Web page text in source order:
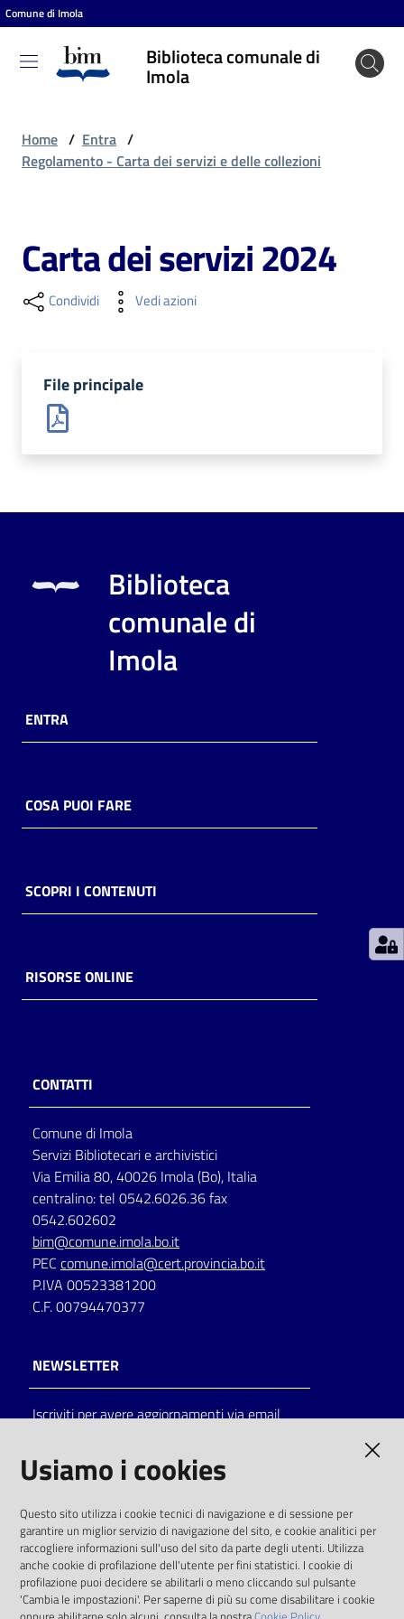
Vai al contenuto
Vai alla navigazione
Vai al footer
Comune di Imola
Biblioteca comunale di
Imola
Biblioteca
comunale
Cosa
puoi
fare
Scopri
contenuti
Decentrate
la
lettura
Seguici
Catalogo
on line
Eventi
Chiedi al
Avvisi
Orari
Home / Entra /
Regolamento - Carta dei servizi e delle collezioni
Carta dei servizi 2024
Condividi Vedi azioni
File principale
Biblioteca
comunale di
Imola
ENTRA
COSA PUOI FARE
SCOPRI I CONTENUTI
RISORSE ONLINE
CONTATTI
Comune di Imola
Servizi Bibliotecari e archivistici
Via Emilia 80, 40026 Imola (Bo), Italia
centralino: tel 0542.6026.36 fax
0542.602602
bim@comune.imola.bo.it
PEC comune.imola@cert.provincia.bo.it
P.IVA 00523381200
C.F. 00794470377
NEWSLETTER
Iscriviti per avere aggiornamenti via email
solo alle condizioni previste dalla direttiva
comunitaria 2003/98/CE e dal d.lgs. 36/2006
SOCIAL
Usiamo i cookies
Questo sito utilizza i cookie tecnici di navigazione e di sessione per
garantire un miglior servizio di navigazione del sito, e cookie analitici per
raccogliere informazioni sull'uso del sito da parte degli utenti. Utilizza
anche cookie di profilazione dell'utente per fini statistici. I cookie di
profilazione puoi decidere se abilitarli o meno cliccando sul pulsante
'Cambia le impostazioni'. Per saperne di più su come disabilitare i cookie